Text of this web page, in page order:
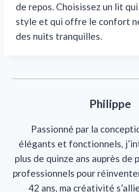
de repos. Choisissez un lit
style et qui offre le confort
des nuits tranquilles.
Philippe
Passionné par la
élégants et fonctionnels,
plus de quinze ans auprès de
professionnels pour
42 ans, ma créativité